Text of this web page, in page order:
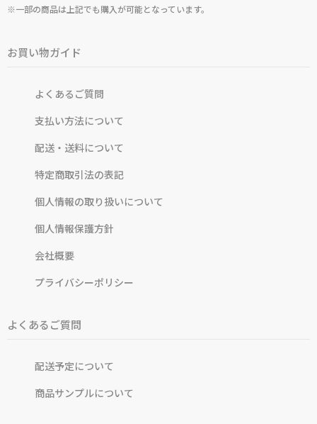
※一部の商品は上記でも購入が可能となっています。
お買い物ガイド
よくあるご質問
支払い方法について
配送・送料について
特定商取引法の表記
個人情報の取り扱いについて
個人情報保護方針
会社概要
プライバシーポリシー
よくあるご質問
配送予定について
商品サンプルについて